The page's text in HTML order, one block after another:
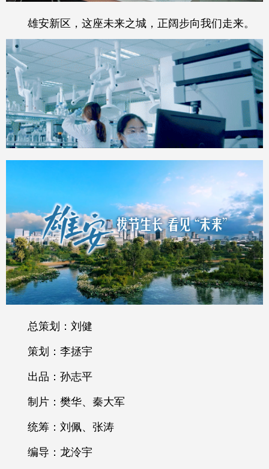
雄安新区，这座未来之城，正阔步向我们走来。
总策划：刘健
策划：李拯宇
出品：孙志平
制片：樊华、秦大军
统筹：刘佩、张涛
编导：龙泠宇